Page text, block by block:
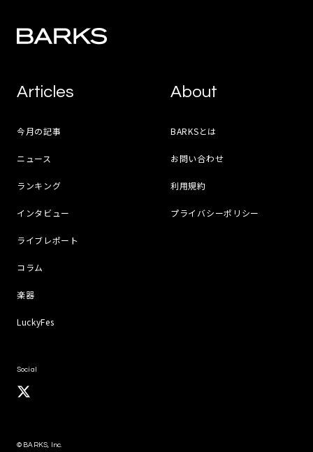
Articles
今月の記事
ニュース
ランキング
インタビュー
ライブレポート
コラム
楽器
LuckyFes
About
BARKSとは
お問い合わせ
利用規約
プライバシーポリシー
Social
© BARKS, Inc.